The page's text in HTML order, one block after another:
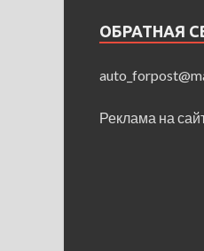
ОБРАТНАЯ
Реклама на